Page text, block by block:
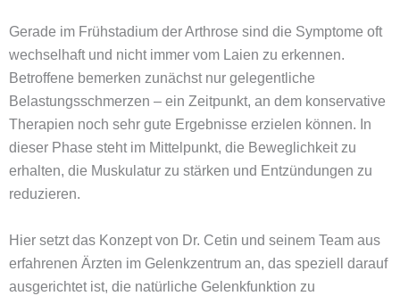
Gerade im Frühstadium der Arthrose sind die Symptome oft
wechselhaft und nicht immer vom Laien zu erkennen.
Betroffene bemerken zunächst nur gelegentliche
Belastungsschmerzen – ein Zeitpunkt, an dem konservative
Therapien noch sehr gute Ergebnisse erzielen können. In
dieser Phase steht im Mittelpunkt, die Beweglichkeit zu
erhalten, die Muskulatur zu stärken und Entzündungen zu
reduzieren.
Hier setzt das Konzept von Dr. Cetin und seinem Team aus
erfahrenen Ärzten im Gelenkzentrum an, das speziell darauf
ausgerichtet ist, die natürliche Gelenkfunktion zu